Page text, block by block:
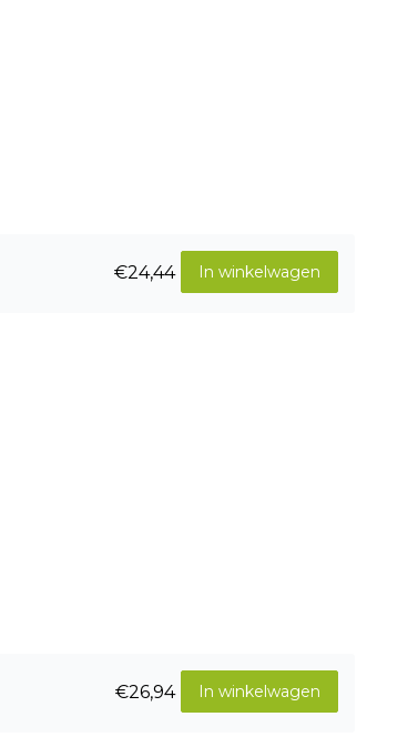
In winkelwagen
€24,44
In winkelwagen
€26,94